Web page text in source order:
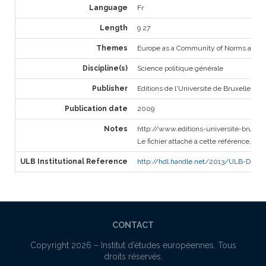
Language Fr
Length 9 27
Themes Europe as a Community of Norms and
Discipline(s) Science politique générale
Publisher Editions de l'Université de Bruxelles
Publication date 2009
Notes
http://www.editions-universite-
Le fichier attaché à cette référence,
ULB Institutional Reference http://hdl.handle.net/2013/ULB-
CONTACT
Copyright 2026 – Institut d’études européennes . Tous
droits réservés.